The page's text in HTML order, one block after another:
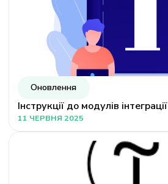
Оновлення
Інструкції до модулів інтеграції
11 ЧЕРВНЯ 2025